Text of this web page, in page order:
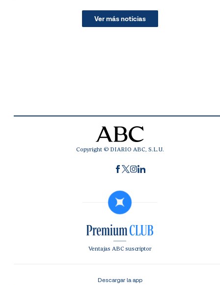
Ver más noticias
Copyright © DIARIO ABC, S.L.U.
Ventajas ABC suscriptor
Descargar la app